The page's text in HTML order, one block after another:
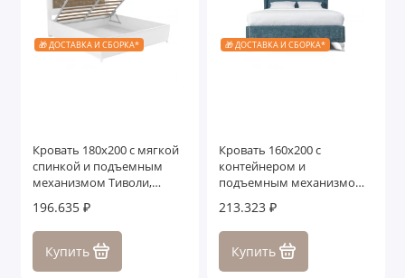
🎁 ДОСТАВКА И СБОРКА*
Кровать 180x200 с мягкой
спинкой и подъемным
механизмом Тиволи,
196.635 ₽
Купить
🎁 ДОСТАВКА И СБОРКА*
Кровать 160x200 с
контейнером и
подъемным механизмом
213.323 ₽
Купить